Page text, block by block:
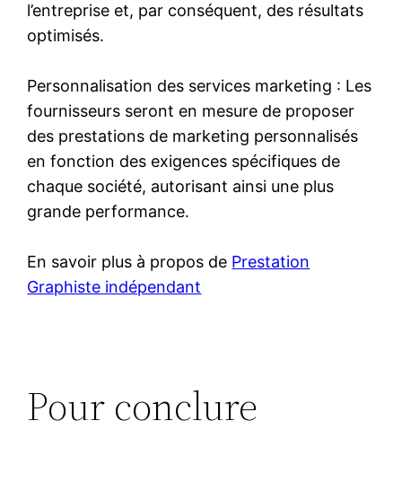
l’entreprise et, par conséquent, des résultats
optimisés.
Personnalisation des services marketing : Les
fournisseurs seront en mesure de proposer
des prestations de marketing personnalisés
en fonction des exigences spécifiques de
chaque société, autorisant ainsi une plus
grande performance.
En savoir plus à propos de Prestation
Graphiste indépendant
Pour conclure